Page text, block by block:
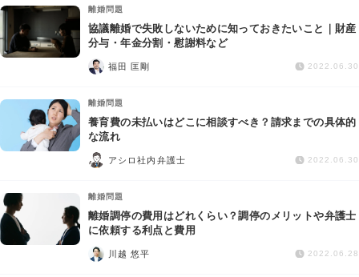
離婚問題
協議離婚で失敗しないために知っておきたいこと｜財産
分与・年金分割・慰謝料など
福田 匡剛 2022.06.30
離婚問題
養育費の未払いはどこに相談すべき？請求までの具体的
な流れ
アシロ社内弁護士 2022.06.30
離婚問題
離婚調停の費用はどれくらい？調停のメリットや弁護士
に依頼する利点と費用
川越 悠平 2022.06.28